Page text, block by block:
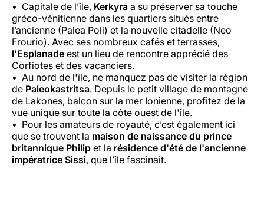
Capitale de l’île, Kerkyra a su préserver sa touche
gréco-vénitienne dans les quartiers situés entre
l’ancienne (Palea Poli) et la nouvelle citadelle (Neo
Frourio). Avec ses nombreux cafés et terrasses,
l'Esplanade est un lieu de rencontre apprécié des
Corfiotes et des vacanciers.
Au nord de l'île, ne manquez pas de visiter la région
de Paleokastritsa. Depuis le petit village de montagne
de Lakones, balcon sur la mer Ionienne, profitez de la
vue unique sur toute la côte ouest de l'île.
Pour les amateurs de royauté, c’est également ici
que se trouvent la maison de naissance du prince
britannique Philip et la résidence d'été de l'ancienne
impératrice Sissi, que l’île fascinait.